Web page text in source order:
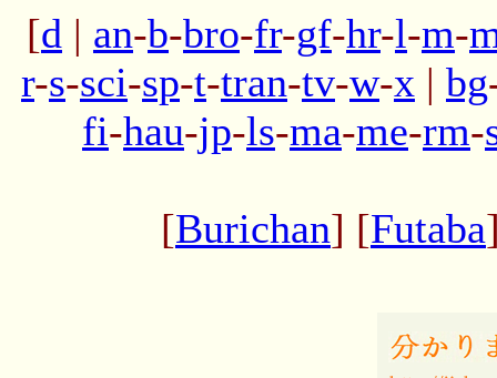
[d | an-b-bro-fr-gf-hr-l-m-
r-s-sci-sp-t-tran-tv-w-x | bg
fi-hau-jp-ls-ma-me-rm-
[Burichan] [Futaba